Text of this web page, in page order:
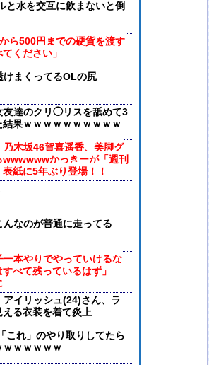
と水を交互に飲まないと倒
ら500円までの硬貨を渡す
ください」
けまくってるOLの尻
友達のクリ◯リスを舐めて3
果ｗｗｗｗｗｗｗｗｗｗ
乃木坂46賀喜遥香、美脚グ
wwwwwwかっきーが「週刊
紙に5年ぶり登場！！
んなのが普通に走ってる
一本やりでやっていけるな
すべて残っているはず」
アイリッシュ(24)さん、ラ
る衣装を着て炎上
これ」のやり取りしてたら
ｗｗｗｗｗ